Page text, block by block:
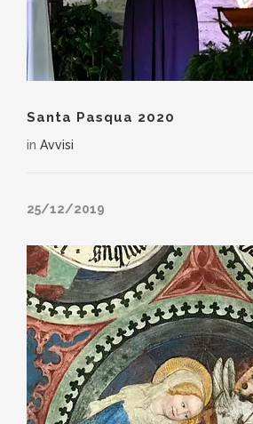
Santa Pasqua 2020
in Avvisi
25/12/2019